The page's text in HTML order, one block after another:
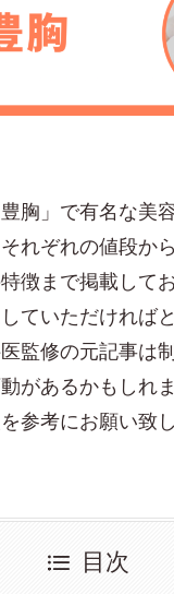
胸」で有名な美
れぞれの値段か
徴まで掲載して
ていただければ
監修の元記事は
があるかもしれ
参考にお願い致し
目次